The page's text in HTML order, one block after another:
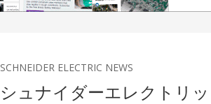
SCHNEIDER ELECTRIC NEWS
シュナイダーエレクトリ